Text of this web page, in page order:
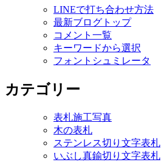
LINEで打ち合わせ方法
最新ブログトップ
コメント一覧
キーワードから選択
フォントシュミレータ
カテゴリー
表札施工写真
木の表札
ステンレス切り文字表札
いぶし真鍮切り文字表札